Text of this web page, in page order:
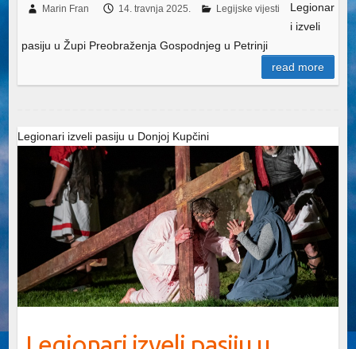
Marin Fran 14. travnja 2025. Legijske vijesti
Legionar
i izveli
pasiju u Župi Preobraženja Gospodnjeg u Petrinji
read more
Legionari izveli pasiju u Donjoj Kupčini